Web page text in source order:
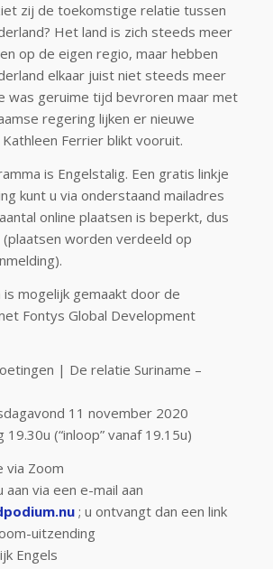
zij de toekomstige relatie tussen
Het land is zich steeds meer
op de eigen regio, maar hebben
elkaar juist niet steeds meer
was geruime tijd bevroren maar met
regering lijken er nieuwe
Ferrier blikt vooruit.
is Engelstalig. Een gratis linkje
kunt u via onderstaand mailadres
online plaatsen is beperkt, dus
(plaatsen worden verdeeld op
mogelijk gemaakt door de
Fontys Global Development
| De relatie Suriname –
11 november 2020
19.30u (“inloop” vanaf 19.15u)
via Zoom
aan via een e-mail aan
; u ontvangt dan een link
uitzending
Engels